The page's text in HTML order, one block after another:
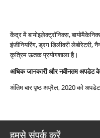
केंद्र में बायोइलेक्ट्रॉनिक्स,
इंजीनियरिंग, ड्रग डिलीवरी
कृत्रिम ऊतक प्रयोगशाला है।
अधिक जानकारी और नवीनतम अपडेट
अंतिम बार पृष्ठ अप्रैल, 2020 को
हमसे संपर्क करें